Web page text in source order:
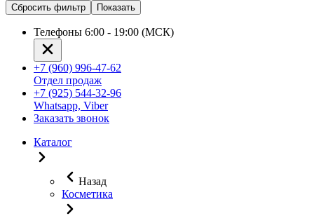
Сбросить фильтр Показать
Телефоны 6:00 - 19:00 (МСК)
+7 (960) 996-47-62
Отдел продаж
+7 (925) 544-32-96
Whatsapp, Viber
Заказать звонок
Каталог
Назад
Косметика